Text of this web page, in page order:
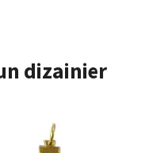
dizainier